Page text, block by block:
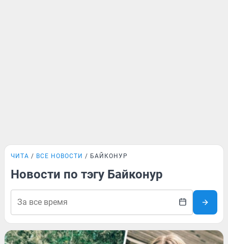
ЧИТА ВСЕ НОВОСТИ БАЙКОНУР
Новости по тэгу Байконур